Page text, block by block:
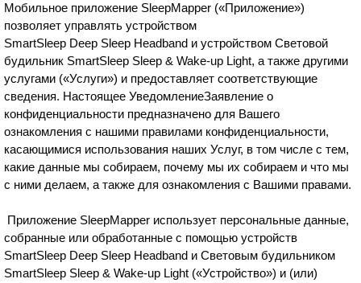
Мобильное приложение SleepMapper («Приложение»)
позволяет управлять устройством
SmartSleep Deep Sleep Headband и устройством Световой
будильник SmartSleep Sleep & Wake-up Light, а также другими
услугами («Услуги») и предоставляет соответствующие
сведения. Настоящее УведомлениеЗаявление о
конфиденциальности предназначено для Вашего
ознакомления с нашими правилами конфиденциальности,
касающимися использования наших Услуг, в том числе с тем,
какие данные мы собираем, почему мы их собираем и что мы
с ними делаем, а также для ознакомления с Вашими правами.
Приложение SleepMapper использует персональные данные,
собранные или обработанные с помощью устройств
SmartSleep Deep Sleep Headband и Световым будильником
SmartSleep Sleep & Wake-up Light («Устройство») и (или)